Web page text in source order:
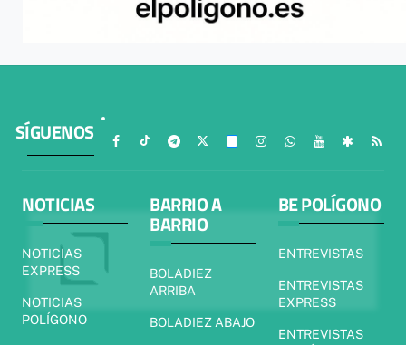
SÍGUENOS
NOTICIAS
NOTICIAS
EXPRESS
NOTICIAS
POLÍGONO
BARRIO A
BARRIO
BOLADIEZ
ARRIBA
BOLADIEZ ABAJO
BE POLÍGONO
ENTREVISTAS
ENTREVISTAS
EXPRESS
ENTREVISTAS